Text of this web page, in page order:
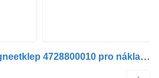
Vstřik paliva DAF Magneetklep 4728800010 pro nákladní auta